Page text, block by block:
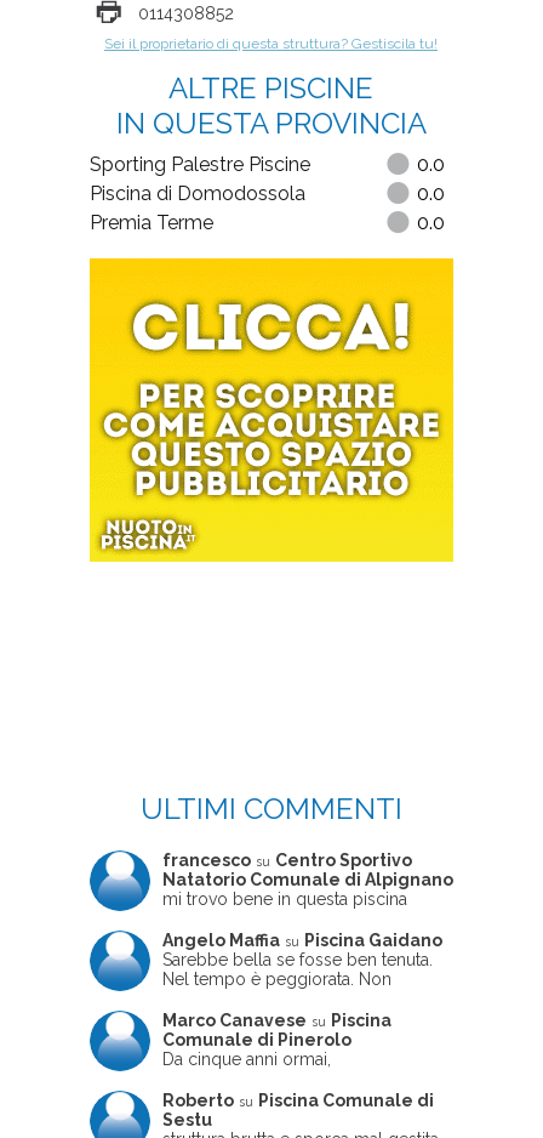
0114308852
Sei il proprietario di questa struttura? Gestiscila tu!
ALTRE PISCINE
IN QUESTA PROVINCIA
Sporting Palestre Piscine
0.0
Piscina di Domodossola
0.0
Premia Terme
0.0
ULTIMI COMMENTI
francesco su Centro Sportivo
Natatorio Comunale di Alpignano
mi trovo bene in questa piscina
Angelo Maffia su
Piscina Gaidano
Sarebbe bella se fosse ben tenuta.
Nel tempo è peggiorata. Non
ne usciva insieme a me non ha
ritrovato le sue scarpe! Peccato
perché potrebbe essere un'ottima
frequentata non magnificamente
Marco Canavese su
Piscina
Comunale di Pinerolo
Da cinque anni ormai,
pomeriggio trascorro cinque-sei ore
in questa magnifica piscina con i miei
Roberto su
Piscina Comunale di
Sestu